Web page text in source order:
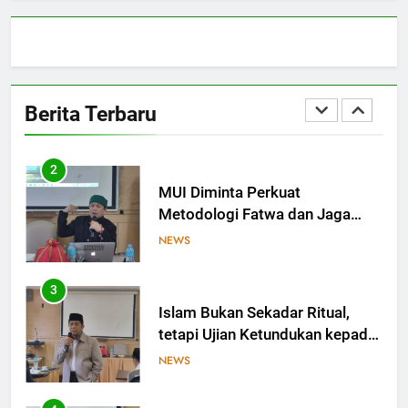
Berita Terbaru
Zaman
Saatnya Kolaborasi Berbuah
2
MUI Diminta Perkuat
Metodologi Fatwa dan Jaga
Independensi dalam
NEWS
3
Islam Bukan Sekadar Ritual,
tetapi Ujian Ketundukan kepada
Allah
NEWS